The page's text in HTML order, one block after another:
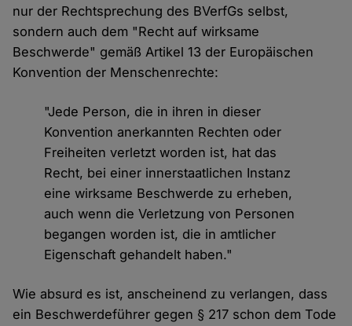
nur der Rechtsprechung des BVerfGs selbst,
sondern auch dem "Recht auf wirksame
Beschwerde" gemäß Artikel 13 der Europäischen
Konvention der Menschenrechte:
"Jede Person, die in ihren in dieser
Konvention anerkannten Rechten oder
Freiheiten verletzt worden ist, hat das
Recht, bei einer innerstaatlichen Instanz
eine wirksame Beschwerde zu erheben,
auch wenn die Verletzung von Personen
begangen worden ist, die in amtlicher
Eigenschaft gehandelt haben."
Wie absurd es ist, anscheinend zu verlangen, dass
ein Beschwerdeführer gegen § 217 schon dem Tode